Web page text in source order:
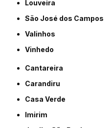
Louveira
São José dos Campos
Valinhos
Vinhedo
Cantareira
Carandiru
Casa Verde
Imirim